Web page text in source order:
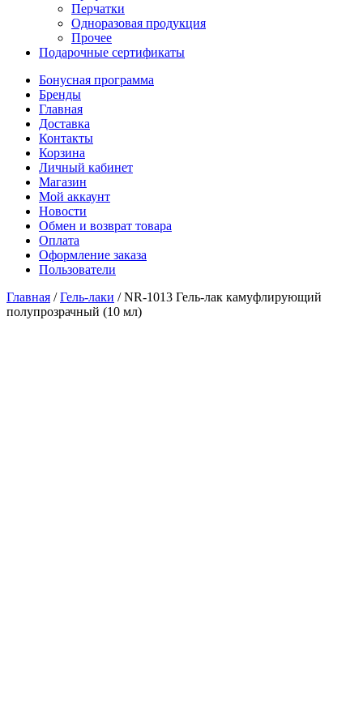
Перчатки
Одноразовая продукция
Прочее
Подарочные сертификаты
Бонусная программа
Бренды
Главная
Доставка
Контакты
Корзина
Личный кабинет
Магазин
Мой аккаунт
Новости
Обмен и возврат товара
Оплата
Оформление заказа
Пользователи
Главная /Гель-лаки /NR-1013 Гель-лак камуфлирующий
полупрозрачный (10 мл)